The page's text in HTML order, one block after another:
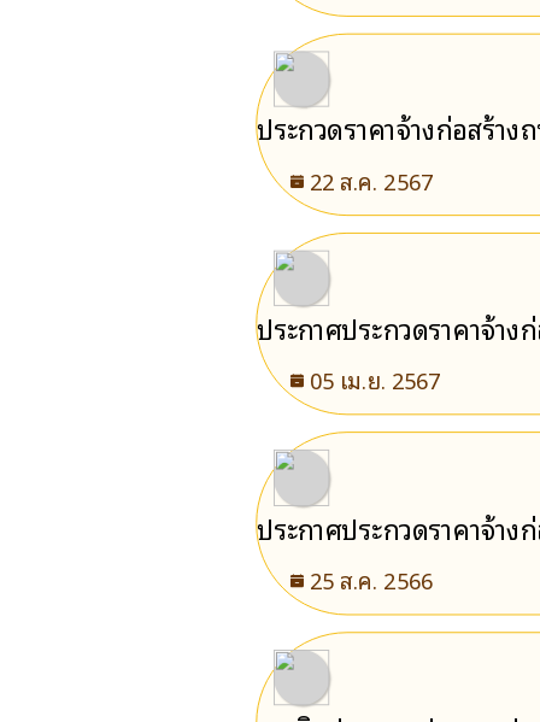
ประกวดราคาจ้างก่อสร้า
ราคาอิเล็กทรอนิกส์ (e-
22 ส.ค. 2567
ประกาศประกวดราคาจ้า
ประกวดราคาอิเล็กทรอนิ
05 เม.ย. 2567
ประกาศประกวดราคาจ้า
อิเล็กทรอนิกส์ (e-
25 ส.ค. 2566